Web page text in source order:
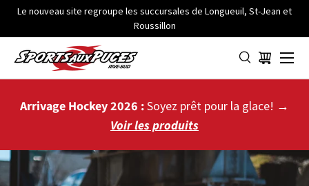
ALLER AU CONTENU
Le nouveau site regroupe les succursales de Longueuil, St-Jean et
Roussillon
Panier
Menu
Arrivage Hockey 2026 :Soyez prêt pour la glace! →
Voir les produits